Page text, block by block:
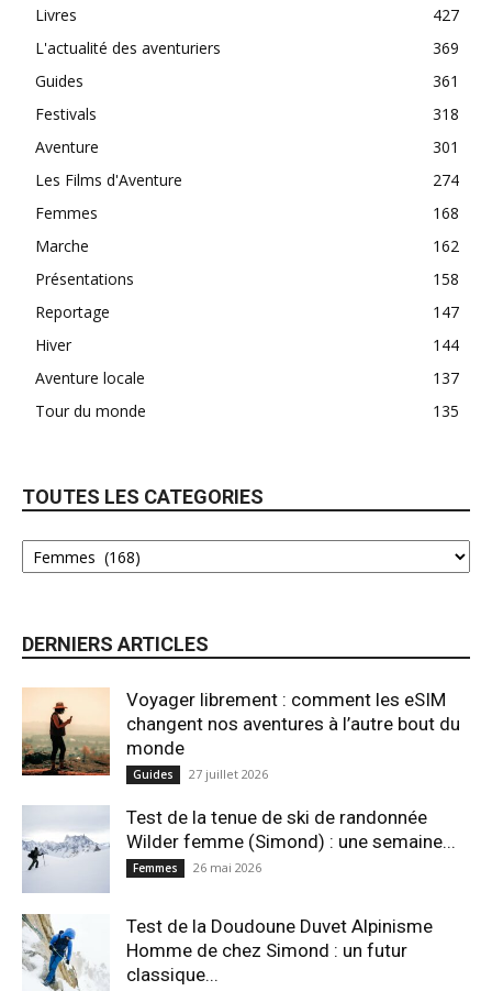
Livres
427
L'actualité des aventuriers
369
Guides
361
Festivals
318
Aventure
301
Les Films d'Aventure
274
Femmes
168
Marche
162
Présentations
158
Reportage
147
Hiver
144
Aventure locale
137
Tour du monde
135
TOUTES LES CATEGORIES
DERNIERS ARTICLES
Voyager librement : comment les eSIM
changent nos aventures à l’autre bout du
monde
Guides 27 juillet 2026
Test de la tenue de ski de randonnée
Wilder femme (Simond) : une semaine...
Femmes 26 mai 2026
Test de la Doudoune Duvet Alpinisme
Homme de chez Simond : un futur
classique...